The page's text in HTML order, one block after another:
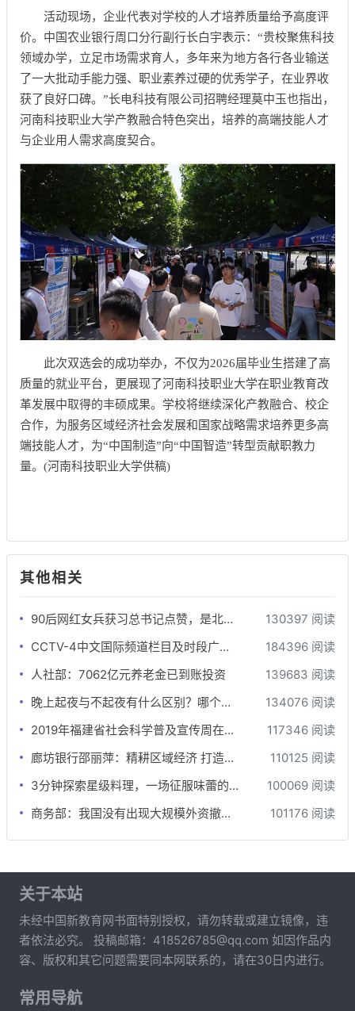
活动现场，企业代表对学校的人才培养质量给予高度评
价。中国农业银行周口分行副行长白宇表示：“贵校聚焦科技
领域办学，立足市场需求育人，多年来为地方各行各业输送
了一大批动手能力强、职业素养过硬的优秀学子，在业界收
获了良好口碑。”长电科技有限公司招聘经理莫中玉也指出，
河南科技职业大学产教融合特色突出，培养的高端技能人才
与企业用人需求高度契合。
此次双选会的成功举办，不仅为2026届毕业生搭建了高
质量的就业平台，更展现了河南科技职业大学在职业教育改
革发展中取得的丰硕成果。学校将继续深化产教融合、校企
合作，为服务区域经济社会发展和国家战略需求培养更多高
端技能人才，为“中国制造”向“中国智造”转型贡献职教力
量。(河南科技职业大学供稿)
其他相关
90后网红女兵获习总书记点赞，是北大学霸也曾是海军陆战队员
130397 阅读
CCTV-4中文国际频道栏目及时段广告刊例
184396 阅读
人社部：7062亿元养老金已到账投资
139683 阅读
晚上起夜与不起夜有什么区别？哪个更健康？差别还真不小
134076 阅读
2019年福建省社会科学普及宣传周在牙立方松鼠口腔开展
117346 阅读
廊坊银行邵丽萍：精耕区域经济 打造价值银行
110125 阅读
3分钟探索星级料理，一场征服味蕾的极限挑战
100069 阅读
商务部：我国没有出现大规模外资撤离的情况
101176 阅读
关于本站
未经中国新教育网书面特别授权，请勿转载或建立镜像，违
者依法必究。 投稿邮箱：418526785@qq.com 如因作品内
容、版权和其它问题需要同本网联系的，请在30日内进行。
常用导航